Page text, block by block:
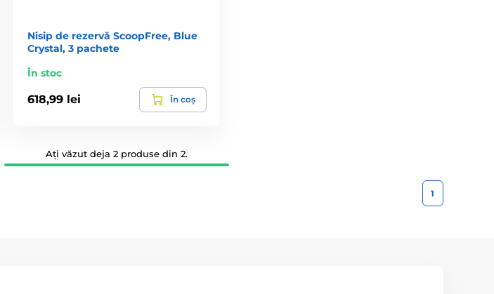
Nisip de rezervă ScoopFree, Blue
Crystal, 3 pachete
În stoc
618,99 lei În coș
Ați văzut deja 2 produse din 2.
1